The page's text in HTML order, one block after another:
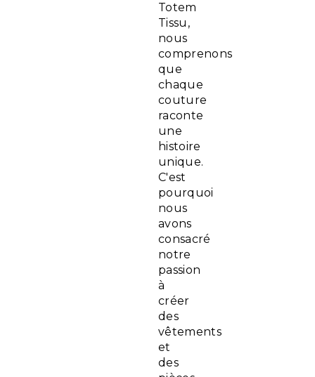
Totem
Tissu,
nous
comprenons
que
chaque
couture
raconte
une
histoire
unique.
C'est
pourquoi
nous
avons
consacré
notre
passion
à
créer
des
vêtements
et
des